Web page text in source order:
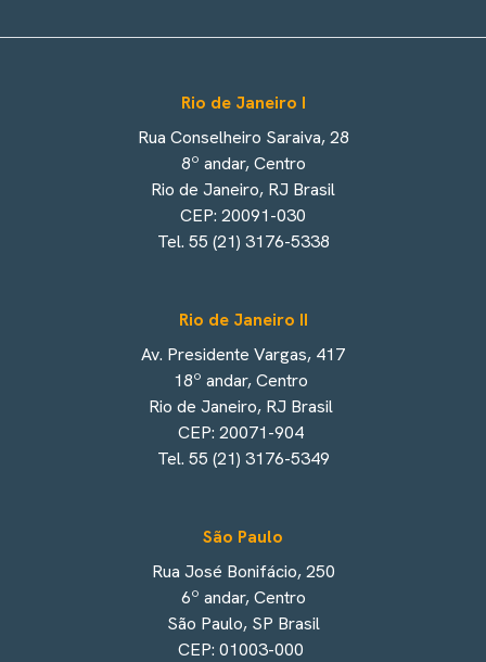
Rio de Janeiro I
Rua Conselheiro Saraiva, 28
8º andar, Centro
Rio de Janeiro, RJ Brasil
CEP: 20091-030
Tel. 55 (21) 3176-5338
Rio de Janeiro II
Av. Presidente Vargas, 417
18º andar, Centro
Rio de Janeiro, RJ Brasil
CEP: 20071-904
Tel. 55 (21) 3176-5349
São Paulo
Rua José Bonifácio, 250
6º andar, Centro
São Paulo, SP Brasil
CEP: 01003-000